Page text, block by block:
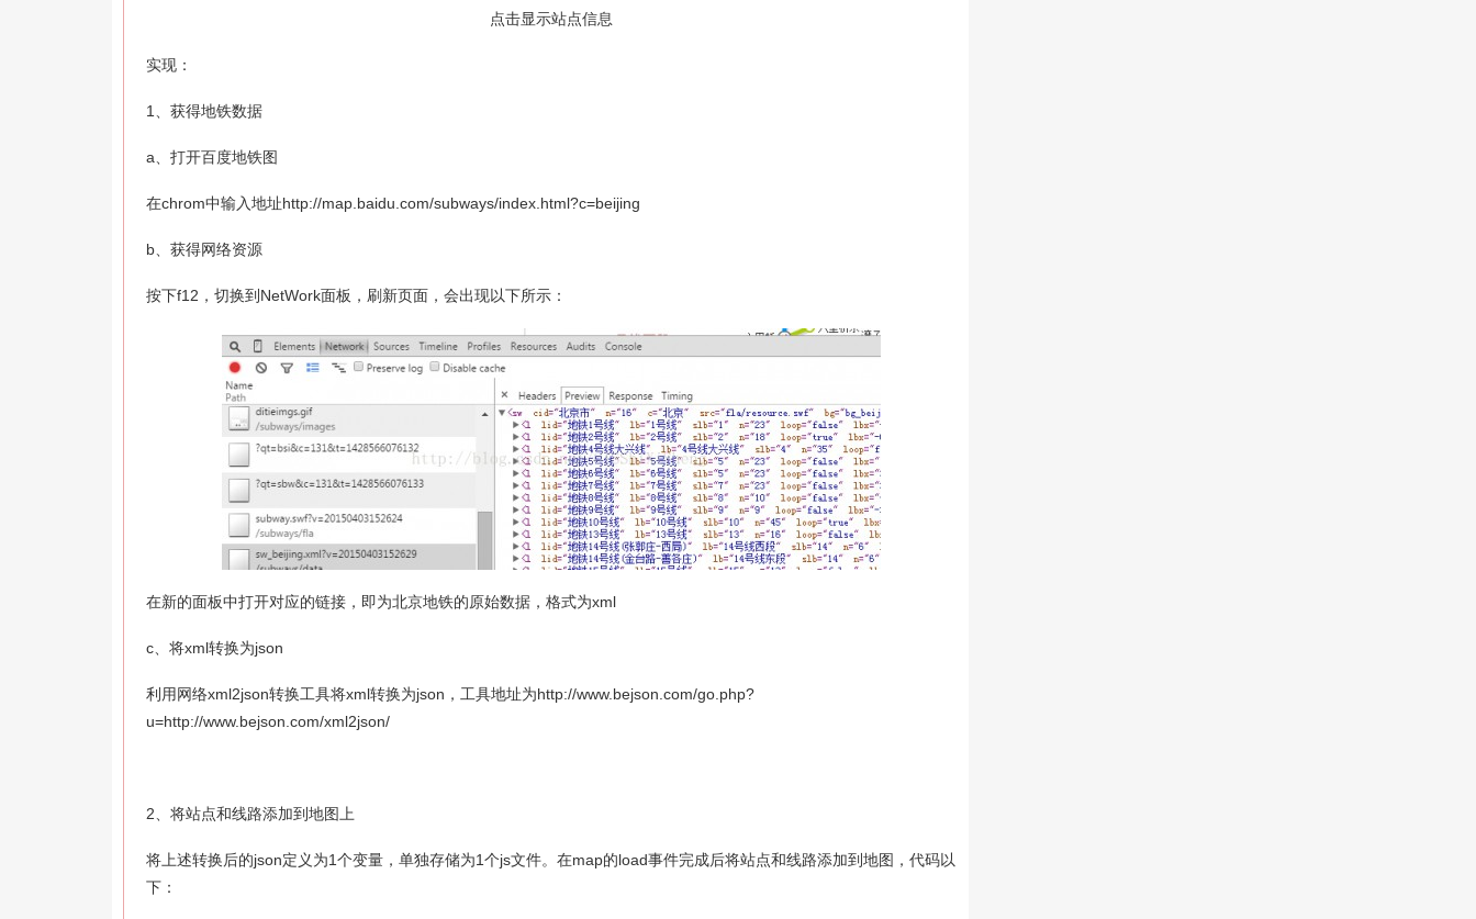
点击显示站点信息
实现：
1、获得地铁数据
a、打开百度地铁图
在chrom中输入地址http://map.baidu.com/subways/index.html?c=beijing
b、获得网络资源
按下f12，切换到NetWork面板，刷新页面，会出现以下所示：
在新的面板中打开对应的链接，即为北京地铁的原始数据，格式为xml
c、将xml转换为json
利用网络xml2json转换工具将xml转换为json，工具地址为http://www.bejson.com/go.php?
u=http://www.bejson.com/xml2json/
2、将站点和线路添加到地图上
将上述转换后的json定义为1个变量，单独存储为1个js文件。在map的load事件完成后将站点和线路添加到地图，代码以
下：